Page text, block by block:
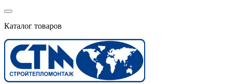
Каталог товаров